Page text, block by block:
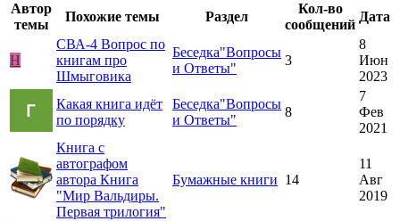
Автор
темы
Похожие темы Раздел
Кол-во
сообщений
Дата
Н
СВА-4 Вопрос по
книгам про
Шмыговика
Беседка"Вопросы
и Ответы"
3
8
Июн
2023
Какая книга идёт
по порядку
Беседка"Вопросы
и Ответы"
8
7
Фев
2021
Книга с
автографом
автора Книга
"Мир Вальдиры.
Первая трилогия"
Бумажные книги 14
11
Авг
2019